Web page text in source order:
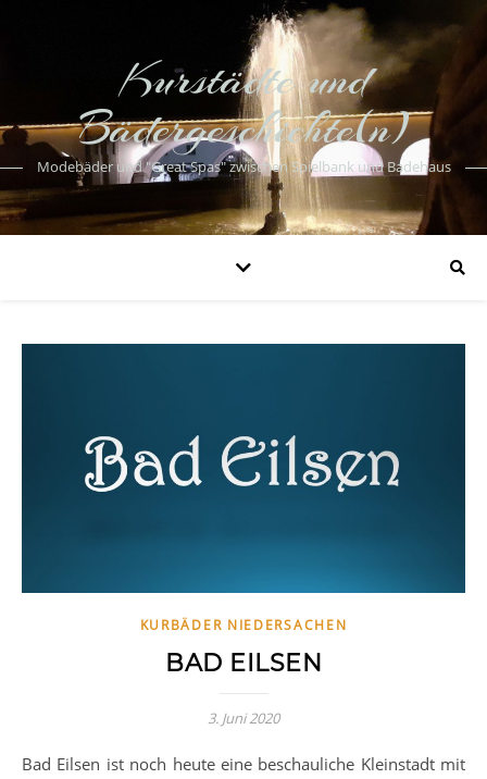
Kurstädte und
Bädergeschichte(n)
Modebäder und "Great Spas" zwischen Spielbank und Badehaus
KURBÄDER NIEDERSACHEN
BAD EILSEN
3. Juni 2020
Bad Eilsen ist noch heute eine beschauliche Kleinstadt mit